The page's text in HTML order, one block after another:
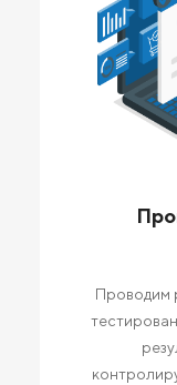
Проводим